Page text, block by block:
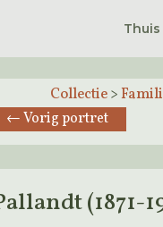
Thuis
Collectie>
←Vorig portret
(1871-